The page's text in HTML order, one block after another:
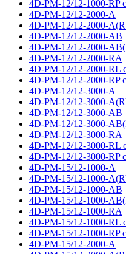
4D-PM-12/12-1000-RP
4D-PM-12/12-2000-A
4D-PM-12/12-2000-
4D-PM-12/12-2000-AB
4D-PM-12/12-2000-
4D-PM-12/12-2000-RA
4D-PM-12/12-2000-RL
4D-PM-12/12-2000-RP
4D-PM-12/12-3000-A
4D-PM-12/12-3000-
4D-PM-12/12-3000-AB
4D-PM-12/12-3000-
4D-PM-12/12-3000-RA
4D-PM-12/12-3000-RL
4D-PM-12/12-3000-RP
4D-PM-15/12-1000-A
4D-PM-15/12-1000-
4D-PM-15/12-1000-AB
4D-PM-15/12-1000-
4D-PM-15/12-1000-RA
4D-PM-15/12-1000-RL
4D-PM-15/12-1000-RP
4D-PM-15/12-2000-A